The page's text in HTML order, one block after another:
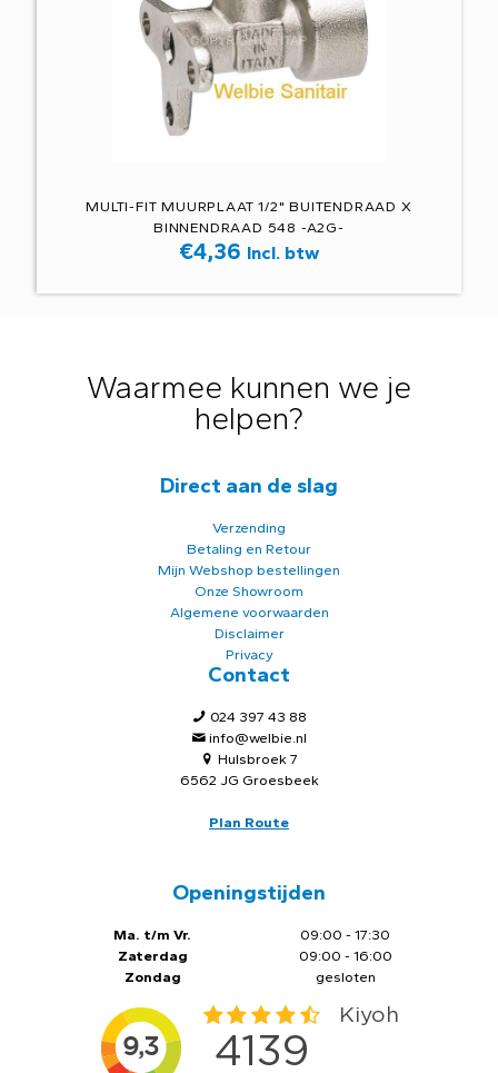
MULTI-FIT MUURPLAAT 1/2" BUITENDRAAD X
BINNENDRAAD 548 -A2G-
€4,36 Incl. btw
Waarmee kunnen we je
helpen?
Direct aan de slag
Verzending
Betaling en Retour
Mijn Webshop bestellingen
Onze Showroom
Algemene voorwaarden
Disclaimer
Privacy
Contact
024 397 43 88
info@welbie.nl
Hulsbroek 7
6562 JG Groesbeek
Plan Route
Openingstijden
Ma. t/m Vr.
Zaterdag
Zondag
09:00 - 17:30
09:00 - 16:00
gesloten